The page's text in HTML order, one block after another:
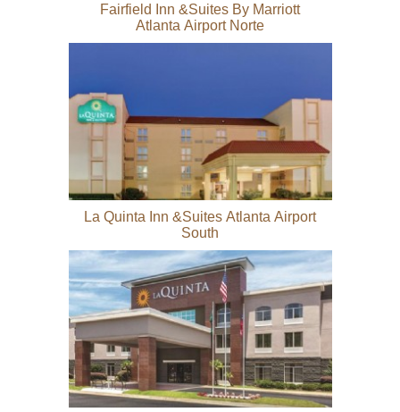
Fairfield Inn &Suites By Marriott
Atlanta Airport Norte
La Quinta Inn &Suites Atlanta Airport
South